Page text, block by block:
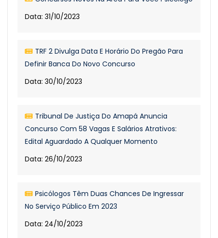
Data: 31/10/2023
TRF 2 Divulga Data E Horário Do Pregão Para
Definir Banca Do Novo Concurso
Data: 30/10/2023
Tribunal De Justiça Do Amapá Anuncia
Concurso Com 58 Vagas E Salários Atrativos:
Edital Aguardado A Qualquer Momento
Data: 26/10/2023
Psicólogos Têm Duas Chances De Ingressar
No Serviço Público Em 2023
Data: 24/10/2023